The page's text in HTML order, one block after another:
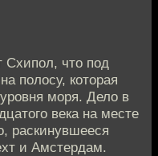
Схипол, что под
полосу, которая
моря. Дело в
века на месте
раскинувшееся
и Амстердам.